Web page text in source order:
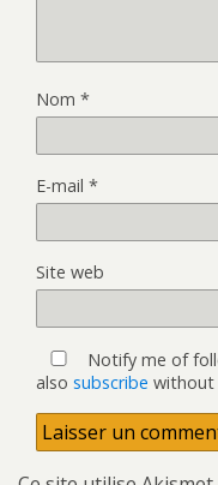
Nom *
E-mail *
Site web
Notify me of
also subscribe without